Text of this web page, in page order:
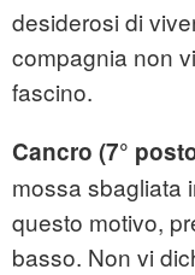
desiderosi di
compagnia non
fascino.
Cancro (7°
mossa sbagliata
questo motivo,
basso. Non vi